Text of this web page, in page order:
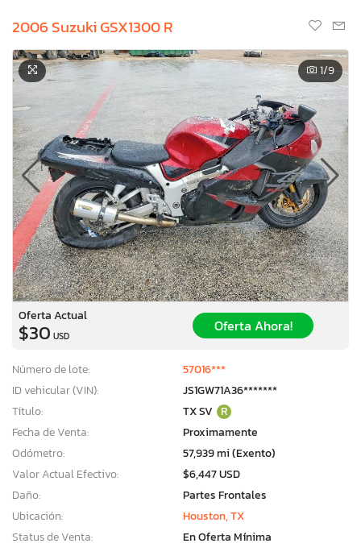
2006 Suzuki GSX1300 R
1/9
Oferta Actual
$30 USD
Oferta Ahora!
Número de lote:
57016***
ID vehicular (VIN):
JS1GW71A36*******
Título:
TX SV R
Fecha de Venta:
Proximamente
Odómetro:
57,939 mi (Exento)
Valor Actual Efectivo:
$6,447 USD
Daño:
Partes Frontales
Ubicación:
Houston, TX
Status de Venta:
En Oferta Mínima